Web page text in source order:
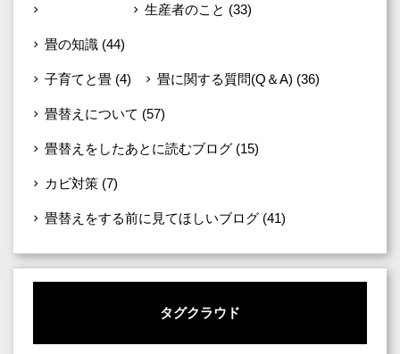
生産者のこと (33)
畳の知識 (44)
子育てと畳 (4) 畳に関する質問(Q＆A) (36)
畳替えについて (57)
畳替えをしたあとに読むブログ (15)
カビ対策 (7)
畳替えをする前に見てほしいブログ (41)
タグクラウド